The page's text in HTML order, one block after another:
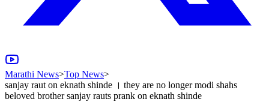
Marathi News>Top News>
sanjay raut on eknath shinde । they are no longer modi shahs
beloved brother sanjay rauts prank on eknath shinde